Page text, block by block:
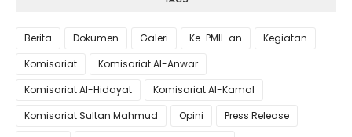
Berita Dokumen Galeri Ke-PMII-an
Kegiatan
Komisariat
Komisariat Al-Anwar
Komisariat Al-Hidayat
Komisariat Al-Kamal
Komisariat Sultan Mahmud
Opini
Press Release